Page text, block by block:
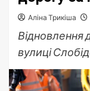
Аліна Трикіша
Відновлення
вулиці